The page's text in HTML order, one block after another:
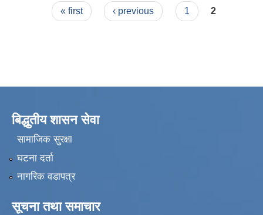
Pages« first ‹ previous 1 2
बिद्धुतीय शासन सेवा
सामाजिक सुरक्षा
घटना दर्ता
नागरिक वडापत्र
सूचना तथा समाचार